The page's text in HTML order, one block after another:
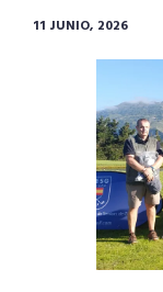
11 JUNIO, 2026